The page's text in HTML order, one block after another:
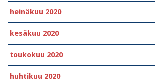
heinäkuu 2020
kesäkuu 2020
toukokuu 2020
huhtikuu 2020